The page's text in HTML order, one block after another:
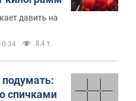
давить на
8,4 т.
спичками